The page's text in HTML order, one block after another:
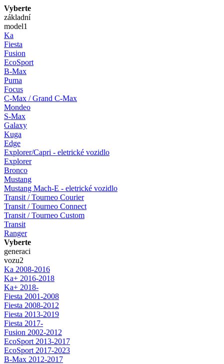
Vyberte
základní
model1
Ka
Fiesta
Fusion
EcoSport
B-Max
Puma
Focus
C-Max / Grand C-Max
Mondeo
S-Max
Galaxy
Kuga
Edge
Explorer/Capri - eletrické vozidlo
Explorer
Bronco
Mustang
Mustang Mach-E - eletrické vozidlo
Transit / Tourneo Courier
Transit / Tourneo Connect
Transit / Tourneo Custom
Transit
Ranger
Vyberte
generaci
vozu2
Ka 2008-2016
Ka+ 2016-2018
Ka+ 2018-
Fiesta 2001-2008
Fiesta 2008-2012
Fiesta 2013-2019
Fiesta 2017-
Fusion 2002-2012
EcoSport 2013-2017
EcoSport 2017-2023
B-Max 2012-2017